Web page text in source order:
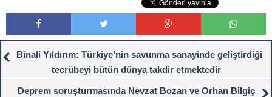
Binali Yıldırım: Türkiye’nin savunma sanayinde geliştirdiği
tecrübeyi bütün dünya takdir etmektedir
Deprem soruşturmasında Nevzat Bozan ve Orhan Bilgiç